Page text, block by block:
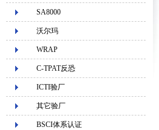
SA8000
沃尔玛
WRAP
C-TPAT反恐
ICTI验厂
其它验厂
BSCI体系认证